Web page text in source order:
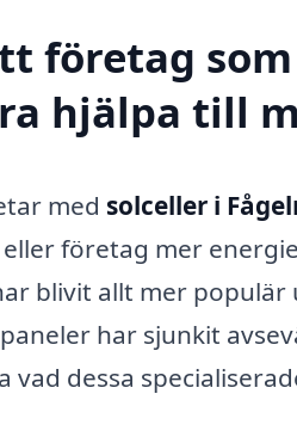
företag
hjälpa till
med solceller i
företag mer
blivit allt mer
har sjunkit
vad dessa